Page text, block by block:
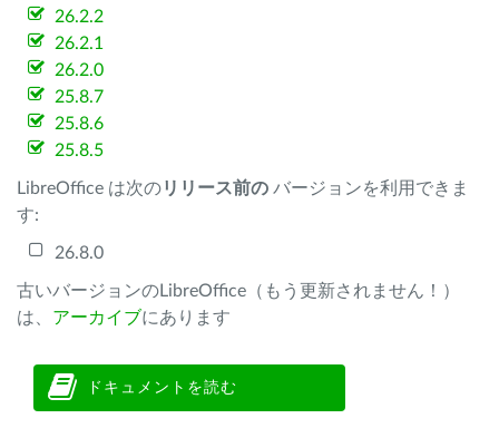
26.2.2
26.2.1
26.2.0
25.8.7
25.8.6
25.8.5
LibreOffice は次のリリース前の バージョンを利用できま
す:
26.8.0
古いバージョンのLibreOffice（もう更新されません！）
は、 アーカイブにあります
ドキュメントを読む